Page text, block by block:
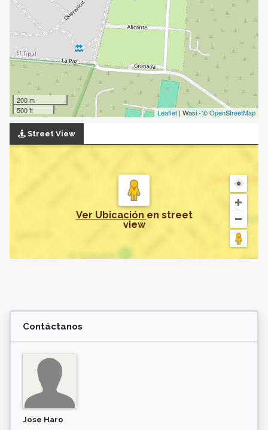
200 m
500 ft
Leaflet | Wasi - ©OpenStreetMap
Street View
Ver Ubicación en street
view
Contáctanos
Jose Haro